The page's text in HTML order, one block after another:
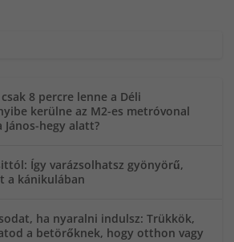
8 percre lenne a Déli
kerülne az M2-es metróvonal
János-hegy alatt?
Így varázsolhatsz gyönyörű,
a kánikulában
ha nyaralni indulsz: Trükkök,
a betörőknek, hogy otthon vagy